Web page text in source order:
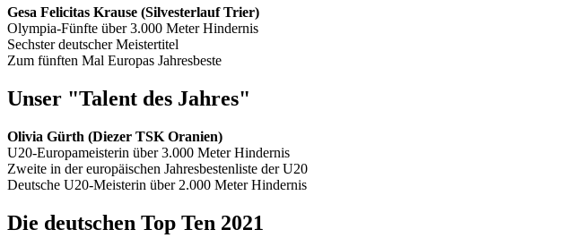
Gesa Felicitas Krause (Silvesterlauf Trier)
Olympia-Fünfte über 3.000 Meter Hindernis
Sechster deutscher Meistertitel
Zum fünften Mal Europas Jahresbeste
Unser "Talent des Jahres"
Olivia Gürth (Diezer TSK Oranien)
U20-Europameisterin über 3.000 Meter Hindernis
Zweite in der europäischen Jahresbestenliste der U20
Deutsche U20-Meisterin über 2.000 Meter Hindernis
Die deutschen Top Ten 2021